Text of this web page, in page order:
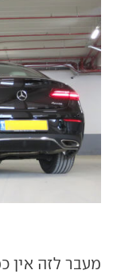
מעבר לזה אין